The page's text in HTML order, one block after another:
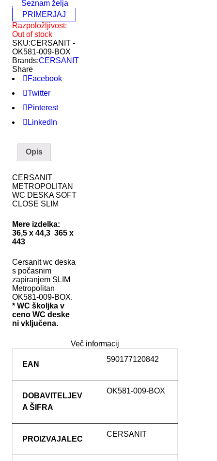
Seznam želja
PRIMERJAJ
Razpoložljivost:
Out of stock
SKU:CERSANIT -
OK581-009-BOX
Brands:CERSANIT
Share
Facebook
Twitter
Pinterest
LinkedIn
Opis
CERSANIT
METROPOLITAN
WC DESKA SOFT
CLOSE SLIM
Mere izdelka:
36,5 x 44,3 365 x
443
Cersanit wc deska
s počasnim
zapiranjem SLIM
Metropolitan
OK581-009-BOX.
* WC školjka v
ceno WC deske
ni vključena.
Več informacij
EAN
590177120842
DOBAVITELJEV
A ŠIFRA
OK581-009-BOX
PROIZVAJALEC
CERSANIT